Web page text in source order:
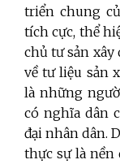
triển chung
tích cực, thể
chủ tư sản
về tư liệu sản
là những
có nghĩa dân
đại nhân dân.
thực sự là nền